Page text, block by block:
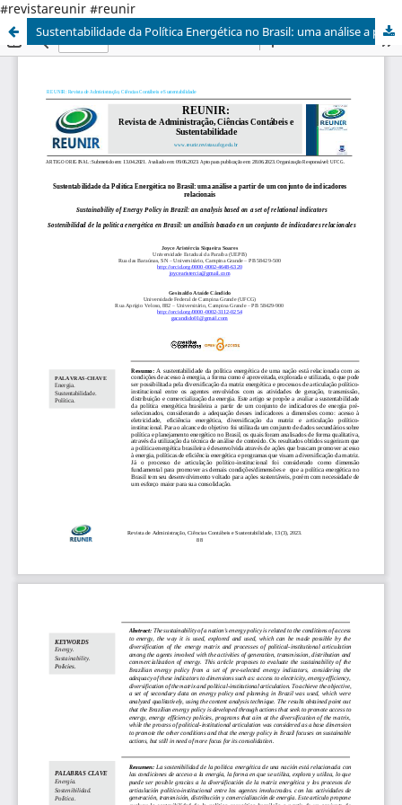
#revistareunir #reunir
Sustentabilidade da Política Energética no Brasil: uma análise a partir de um conjunto de indicadores relacionais